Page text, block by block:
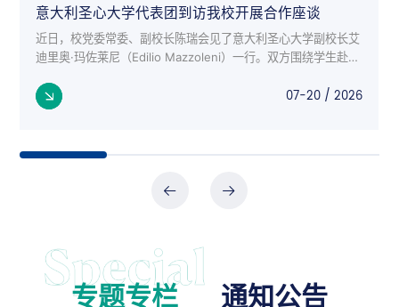
意大利圣心大学代表团到访我校开展合作座谈
近日，校党委常委、副校长陈瑞会见了意大利圣心大学副校长艾
迪里奥·玛佐莱尼（Edilio Mazzoleni）一行。双方围绕学生赴意
利来...
07-20 / 2026
专题专栏 通知公告